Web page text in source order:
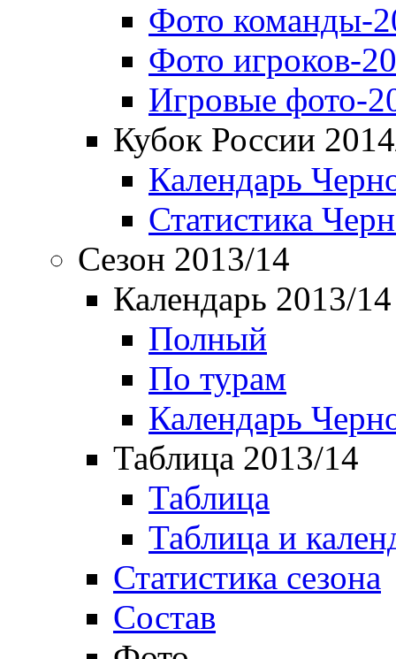
Фото команды-
Фото игроков-
Игровые фото-
Кубок России
Календарь
Статистика
Сезон 2013/14
Календарь 2013/14
Полный
По турам
Календарь
Таблица 2013/14
Таблица
Таблица и
Статистика сезона
Состав